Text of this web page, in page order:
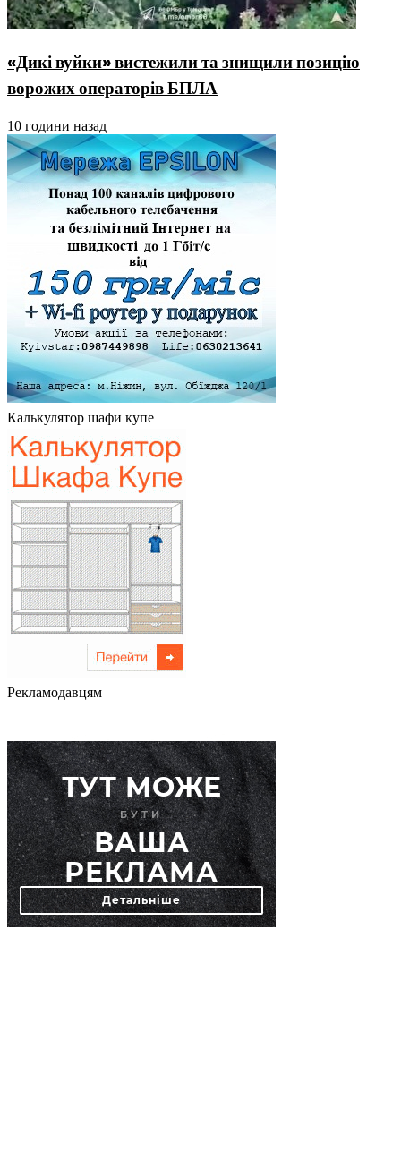
«Дикі вуйки» вистежили та знищили позицію
ворожих операторів БПЛА
10 години назад
Калькулятор шафи купе
Рекламодавцям